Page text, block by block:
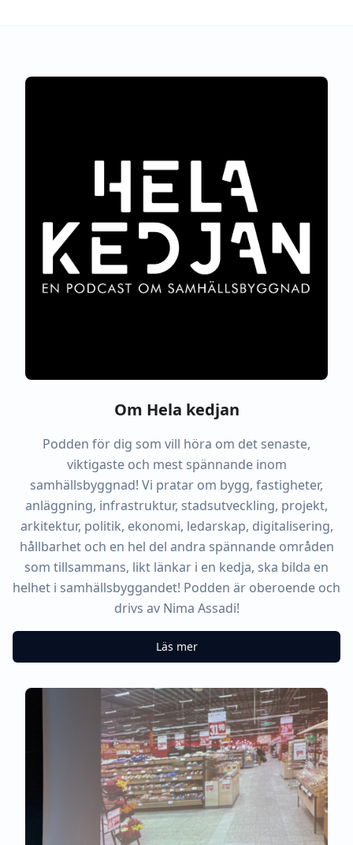
Om Hela kedjan
Podden för dig som vill höra om det senaste,
viktigaste och mest spännande inom
samhällsbyggnad! Vi pratar om bygg, fastigheter,
anläggning, infrastruktur, stadsutveckling, projekt,
arkitektur, politik, ekonomi, ledarskap, digitalisering,
hållbarhet och en hel del andra spännande områden
som tillsammans, likt länkar i en kedja, ska bilda en
helhet i samhällsbyggandet! Podden är oberoende och
drivs av Nima Assadi!
Läs mer